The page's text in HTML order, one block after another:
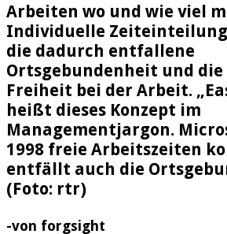
Arbeiten wo und wie viel
Individuelle
die dadurch entfallene
Ortsgebundenheit und die
Freiheit bei der Arbeit.
heißt dieses Konzept im
Managementjargon.
1998 freie Arbeitszeiten
entfällt auch die
(Foto: rtr)
-von forgsight